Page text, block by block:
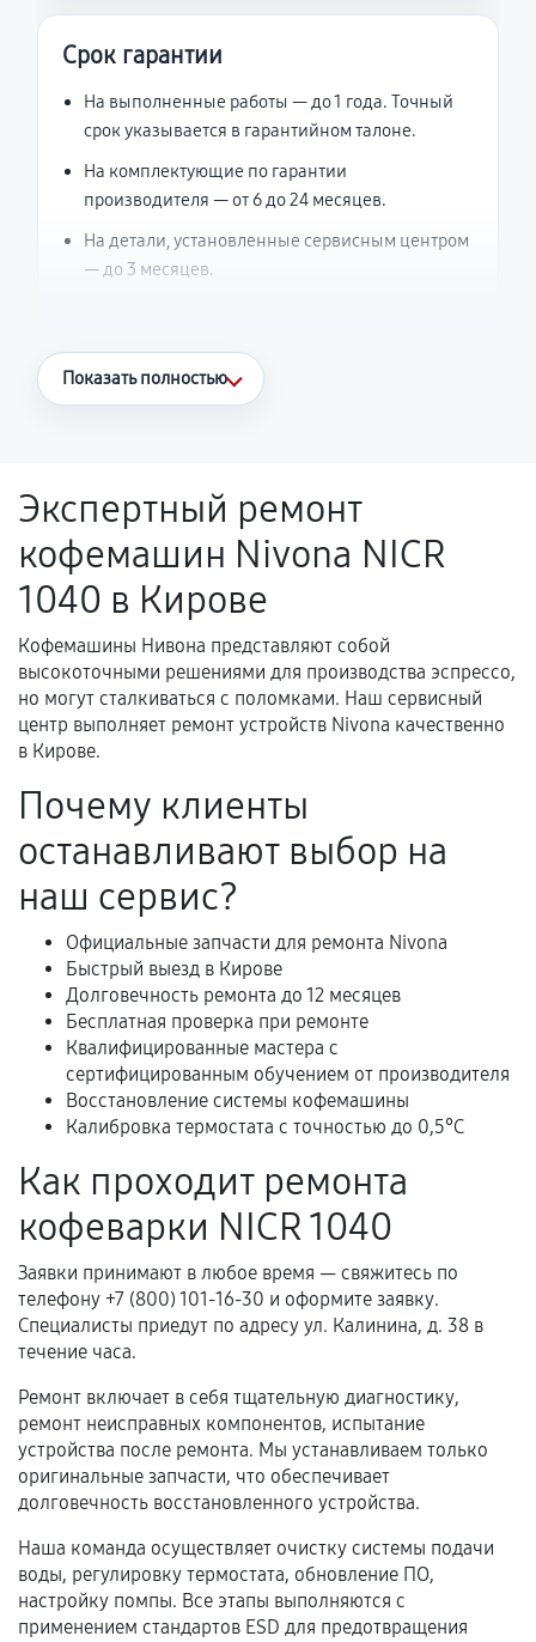
Срок гарантии
На выполненные работы — до 1 года. Точный
срок указывается в гарантийном талоне.
На комплектующие по гарантии
производителя — от 6 до 24 месяцев.
На детали, установленные сервисным центром
— до 3 месяцев.
Что считается гарантийным случаем
Поломка установленной детали при
нормальной эксплуатации в течение
гарантийного срока.
Несоответствие комплектующей заявленным
техническим характеристикам.
Документы для подтверждения
Гарантийный талон.
Акт выполненных работ с датой, перечнем
услуг и сроком гарантии.
и кассовый чек.
Расширенная гарантия
В некоторых случаях возможно оформление
расширенной гарантии. Стоимость, сроки и
фиксируются в документах.
Когда гарантия не действует
Нарушение правил эксплуатации,
перегрев, коррозия.
Самостоятельный ремонт или вмешательство
третьих лиц.
Естественный износ деталей, если иное не
Обращение после окончания гарантийного
срока.
Показать полностью
Экспертный ремонт
кофемашин Nivona NICR
1040 в Кирове
Кофемашины Нивона представляют собой
высокоточными решениями для производства эспрессо,
но могут сталкиваться с поломками. Наш сервисный
центр выполняет ремонт устройств Nivona качественно
в Кирове.
Почему клиенты
останавливают выбор на
наш сервис?
Официальные запчасти для ремонта Nivona
Быстрый выезд в Кирове
Долговечность ремонта до 12 месяцев
Бесплатная проверка при ремонте
Квалифицированные мастера с
сертифицированным обучением от производителя
Восстановление системы кофемашины
Калибровка термостата с точностью до 0,5°C
Как проходит ремонта
кофеварки NICR 1040
Заявки принимают в любое время — свяжитесь по
телефону +7 (800) 101-16-30 и оформите заявку.
Специалисты приедут по адресу ул. Калинина, д. 38 в
течение часа.
Ремонт включает в себя тщательную диагностику,
ремонт неисправных компонентов, испытание
устройства после ремонта. Мы устанавливаем только
оригинальные запчасти, что обеспечивает
долговечность восстановленного устройства.
Наша команда осуществляет очистку системы подачи
воды, регулировку термостата, обновление ПО,
настройку помпы. Все этапы выполняются с
применением стандартов ESD для предотвращения